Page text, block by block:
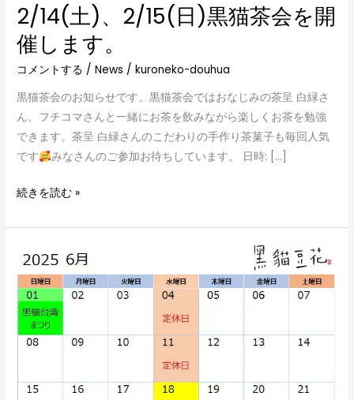
2/14(土)、2/15(日)黒猫茶会を開
催します。
コメントする /News /kuroneko-douhua
黒猫茶会のお知らせです。黒猫茶会ではおなじみの茶呈 白緑さ
ん、フチコマさんと一緒にお茶を飲みながら楽しくお茶を勉強
できます。茶呈 白緑さんのこだわりの手作り茶菓子も毎回人気
です
みなさんのご参加お待ちしています。 日時: […]
続きを読む »
6
月
の
営
業
ジ